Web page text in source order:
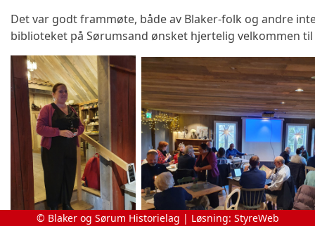
Det var godt frammøte, både av Blaker-folk og andre
biblioteket på Sørumsand ønsket hjertelig velkommen
© Blaker og Sørum Historielag | Løsning: StyreWeb